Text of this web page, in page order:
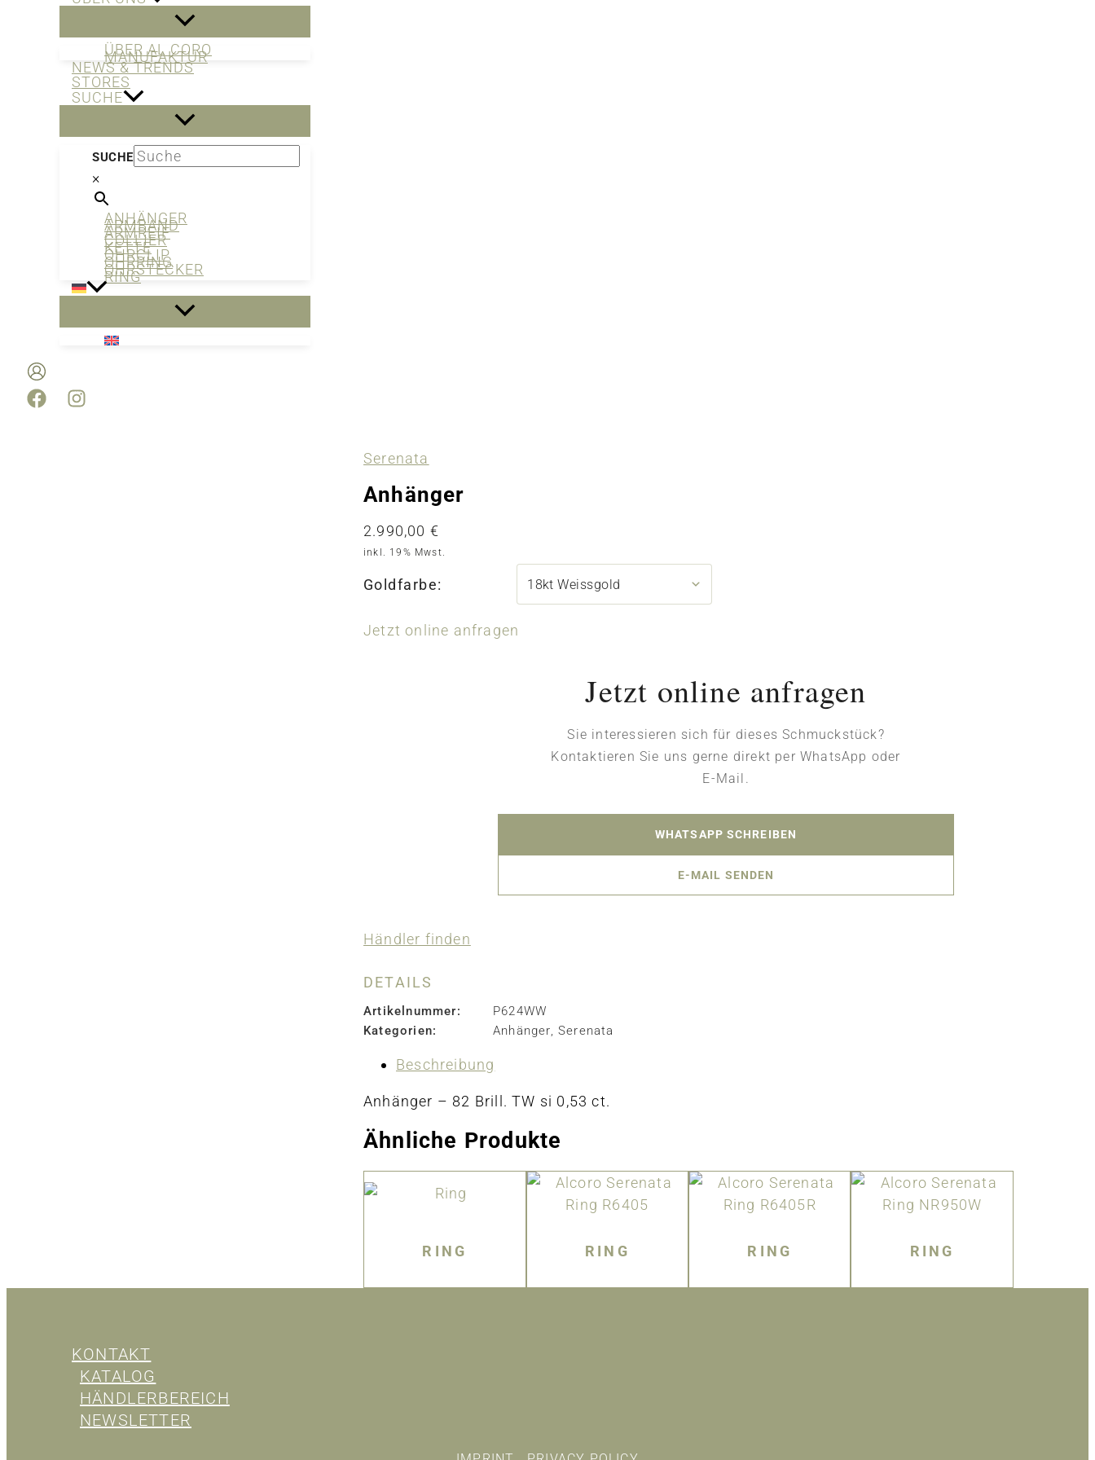
ÜBER AL CORO
MANUFAKTUR
NEWS & TRENDS
STORES
SUCHE
SUCHE
×
ANHÄNGER
ARMBAND
ARMREIF
COLLIER
KETTE
OHRCLIP
OHRRING
OHRSTECKER
RING
Serenata
Anhänger
2.990,00 €
inkl. 19% Mwst.
Goldfarbe:
Jetzt online anfragen
Jetzt online anfragen
Sie interessieren sich für dieses Schmuckstück?
Kontaktieren Sie uns gerne direkt per WhatsApp oder
E-Mail.
WHATSAPP SCHREIBEN
E-MAIL SENDEN
Händler finden
DETAILS
Artikelnummer:
P624WW
Kategorien:
Anhänger,Serenata
Beschreibung
Anhänger – 82 Brill. TW si 0,53 ct.
Ähnliche Produkte
RING RING RING RING
KONTAKT
KATALOG
HÄNDLERBEREICH
NEWSLETTER